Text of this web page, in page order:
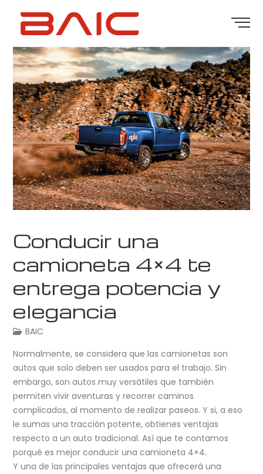
Conducir una
camioneta 4×4 te
entrega potencia y
elegancia
BAIC
Normalmente, se considera que las camionetas son
autos que solo deben ser usados para el trabajo. Sin
embargo, son autos muy versátiles que también
permiten vivir aventuras y recorrer caminos
complicados, al momento de realizar paseos. Y si, a eso
le sumas una tracción potente, obtienes ventajas
respecto a un auto tradicional. Así que te contamos
porqué es mejor conducir una camioneta 4×4.
Y una de las principales ventajas que ofrecerá una